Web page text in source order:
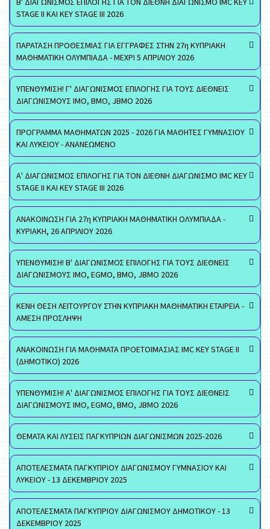
STAGE II ΚΑΙ KEY STAGE III 2026
ΠΑΡΑΤΑΣΗ ΠΡΟΘΕΣΜΙΑΣ ΓΙΑ ΕΓΓΡΑΦΕΣ ΣΤΗΝ 27η ΚΥΠΡΙΑΚΗ
ΜΑΘΗΜΑΤΙΚΗ ΟΛΥΜΠΙΑΔΑ - ΜΕΧΡΙ 5 ΑΠΡΙΛΙΟΥ 2026
ΥΠΕΝΘΥΜΙΣΗ! Γ' ΔΙΑΓΩΝΙΣΜΟΣ ΕΠΙΛΟΓΗΣ ΓΙΑ ΤΟΥΣ ΔΙΕΘΝΕΙΣ
ΔΙΑΓΩΝΙΣΜΟΥΣ ΙΜΟ, ΒΜΟ, JBMO 2026
ΠΡΟΓΡΑΜΜΑ ΜΑΘΗΜΑΤΩΝ 2025 - 2026 ΓΙΑ ΜΑΘΗΤΕΣ ΓΥΜΝΑΣΙΟΥ
ΚΑΙ ΛΥΚΕΙΟΥ - ΑΝΑΝΕΩΜΕΝΟ
Α' ΔΙΑΓΩΝΙΣΜΟΣ ΕΠΙΛΟΓΗΣ ΓΙΑ ΤΟΝ ΔΙΕΘΝΗ ΔΙΑΓΩΝΙΣΜΟ IMC KEY
STAGE II ΚΑΙ KEY STAGE III 2026
ΑΝΑΚΟΙΝΩΣΗ ΓΙΑ 27η ΚΥΠΡΙΑΚΗ ΜΑΘΗΜΑΤΙΚΗ ΟΛΥΜΠΙΑΔΑ -
ΚΥΡΙΑΚΗ, 26 ΑΠΡΙΛΙΟΥ 2026
ΥΠΕΝΘΥΜΙΣΗ! Β' ΔΙΑΓΩΝΙΣΜΟΣ ΕΠΙΛΟΓΗΣ ΓΙΑ ΤΟΥΣ ΔΙΕΘΝΕΙΣ
ΔΙΑΓΩΝΙΣΜΟΥΣ ΙΜΟ, EGMO, ΒΜΟ, JBMO 2026
ΚΕΝΗ ΘΕΣΗ ΛΕΙΤΟΥΡΓΟΥ ΣΤΗΝ ΚΥΠΡΙΑΚΗ ΜΑΘΗΜΑΤΙΚΗ ΕΤΑΙΡΕΙΑ -
ΑΜΕΣΗ ΠΡΟΣΛΗΨΗ
ΑΝΑΚΟΙΝΩΣΗ ΓΙΑ ΜΑΘΗΜΑΤΑ ΠΡΟΕΤΟΙΜΑΣΙΑΣ IMC KEY STAGE II
(ΔΗΜΟΤΙΚΟ) 2026
ΥΠΕΝΘΥΜΙΣΗ! Α' ΔΙΑΓΩΝΙΣΜΟΣ ΕΠΙΛΟΓΗΣ ΓΙΑ ΤΟΥΣ ΔΙΕΘΝΕΙΣ
ΔΙΑΓΩΝΙΣΜΟΥΣ ΙΜΟ, EGMO, ΒΜΟ, JBMO 2026
ΘΕΜΑΤΑ ΚΑΙ ΛΥΣΕΙΣ ΠΑΓΚΥΠΡΙΩΝ ΔΙΑΓΩΝΙΣΜΩΝ 2025-2026
ΑΠΟΤΕΛΕΣΜΑΤΑ ΠΑΓΚΥΠΡΙΟΥ ΔΙΑΓΩΝΙΣΜΟΥ ΓΥΜΝΑΣΙΟΥ ΚΑΙ
ΛΥΚΕΙΟΥ - 13 ΔΕΚΕΜΒΡΙΟΥ 2025
ΑΠΟΤΕΛΕΣΜΑΤΑ ΠΑΓΚΥΠΡΙΟΥ ΔΙΑΓΩΝΙΣΜΟΥ ΔΗΜΟΤΙΚΟΥ - 13
ΔΕΚΕΜΒΡΙΟΥ 2025